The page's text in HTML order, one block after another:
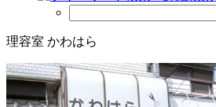
理容室 かわはら